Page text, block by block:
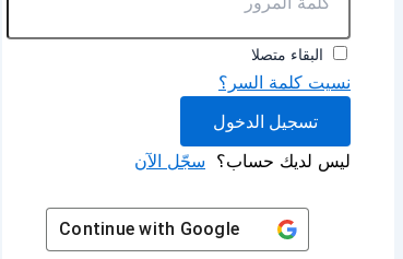
البقاء متصلا
نسيت كلمة السر؟
تسجيل الدخول
ليس لديك حساب؟ سجّل الآن
Continue with Google